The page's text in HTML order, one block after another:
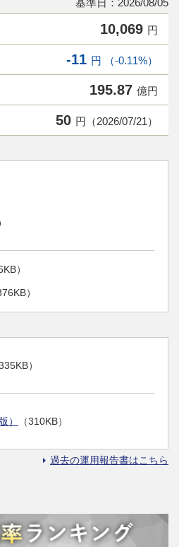
10,069 円
-11 円 （-0.11%）
195.87 億円
50 円（2026/07/21）
）
）
335KB）
） （310KB）
過去の運用報告書はこちら